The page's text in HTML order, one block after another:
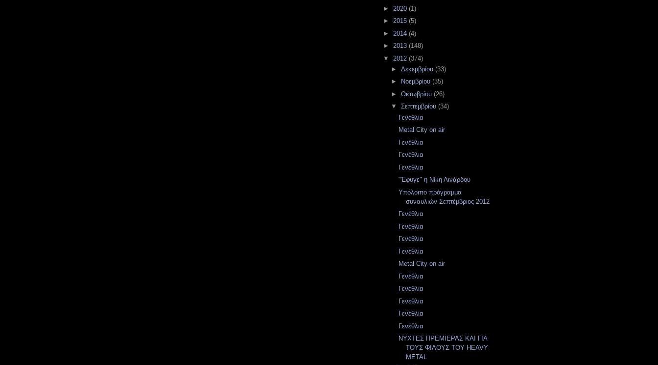
► 2020 (1)
► 2015 (5)
► 2014 (4)
► 2013 (148)
▼ 2012 (374)
► Δεκεμβρίου (33)
►
Νοεμβρίου (35)
► Οκτωβρίου (26)
▼ Σεπτεμβρίου (34)
Γενέθλια
Metal City on air
Γενέθλια
Γενέθλια
Γενέθλια
"Έφυγε" η Νίκη Λινάρδου
Υπόλοιπο πρόγραμμα
συναυλιών Σεπτέμβριος 2012
Γενέθλια
Γενέθλια
Γενέθλια
Γενέθλια
Metal City on air
Γενέθλια
Γενέθλια
Γενέθλια
Γενέθλια
Γενέθλια
ΝΥΧΤΕΣ ΠΡΕΜΙΕΡΑΣ ΚΑΙ ΓΙΑ
ΤΟΥΣ ΦΙΛΟΥΣ ΤΟΥ HEAVY
METAL